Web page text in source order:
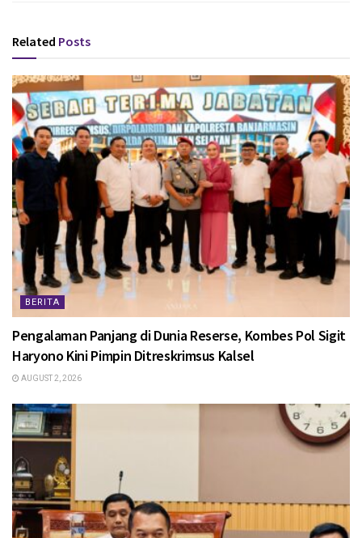
Related Posts
BERITA
Pengalaman Panjang di Dunia Reserse, Kombes Pol Sigit
Haryono Kini Pimpin Ditreskrimsus Kalsel
AUGUST 2, 2026